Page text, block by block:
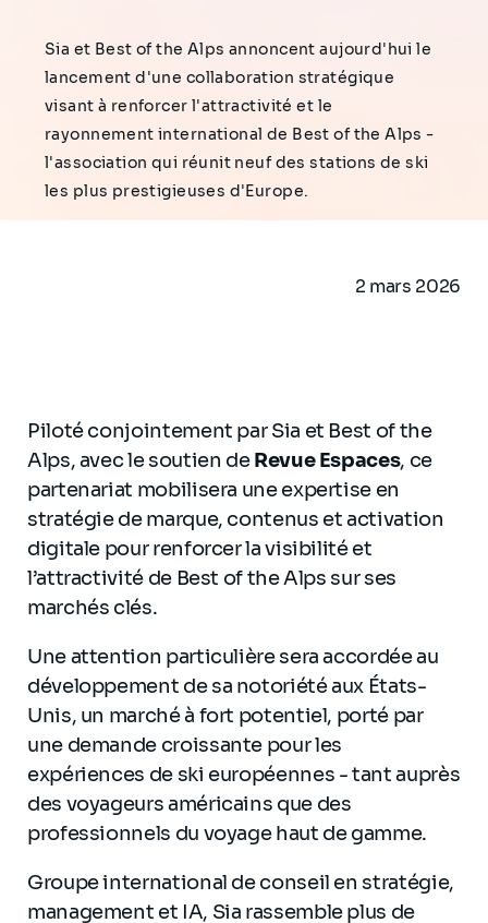
Sia et Best of the Alps annoncent aujourd'hui le
lancement d'une collaboration stratégique
visant à renforcer l'attractivité et le
rayonnement international de Best of the Alps -
l'association qui réunit neuf des stations de ski
les plus prestigieuses d'Europe.
2 mars 2026
Piloté conjointement par Sia et Best of the
Alps, avec le soutien deRevue Espaces, ce
partenariat mobilisera une expertise en
stratégie de marque, contenus et activation
digitale pour renforcer la visibilité et
l’attractivité de Best of the Alps sur ses
marchés clés.
Une attention particulière sera accordée au
développement de sa notoriété aux États-
Unis, un marché à fort potentiel, porté par
une demande croissante pour les
expériences de ski européennes - tant auprès
des voyageurs américains que des
professionnels du voyage haut de gamme.
Groupe international de conseil en stratégie,
management et IA, Sia rassemble plus de